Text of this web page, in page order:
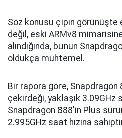
Söz konusu çipin görünüşte
değil, eski ARMv8
alındığında, bunun
oldukça muhtemel.
Bir rapora göre,
çekirdeği, yaklaşık 3.09GHz
Snapdragon 888'in Plus
2.995GHz saat hızına